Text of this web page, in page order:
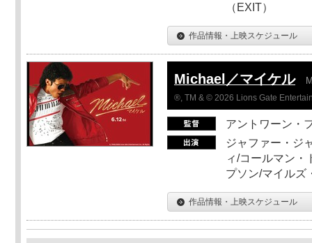
（EXIT）
作品情報・上映スケジュール
Michael／マイケル
®, TM & © 2026 Lions Gate
アントワーン・
ジャファー・ジ
ィ/コールマン・
プソン/マイルズ
作品情報・上映スケジュール